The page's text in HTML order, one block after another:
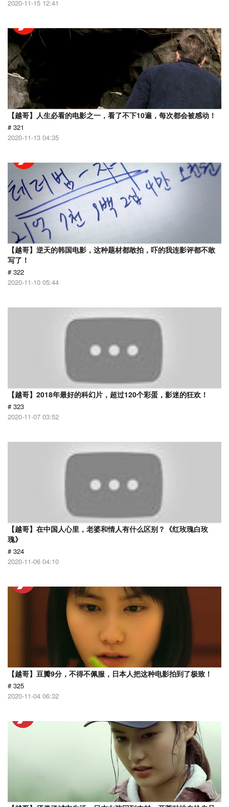
2020-11-15 12:41
【越哥】人生必看的电影之一，看了不下10遍，每次都会被感动！
# 321
2020-11-13 04:35
【越哥】逆天的韩国电影，这种题材都敢拍，吓的我连影评都不敢
写了！
# 322
2020-11-10 05:44
【越哥】2018年最好的科幻片，超过120个彩蛋，影迷的狂欢！
# 323
2020-11-07 03:52
【越哥】在中国人心里，老婆和情人有什么区别？《红玫瑰白玫
瑰》
# 324
2020-11-06 04:10
【越哥】豆瓣9分，不得不佩服，日本人把这种电影拍到了极致！
# 325
2020-11-04 06:32